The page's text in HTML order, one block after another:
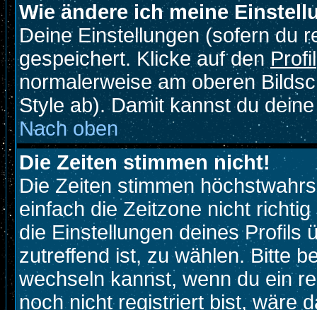
Wie ändere ich meine
Deine Einstellungen (sofern du
gespeichert. Klicke auf den Profil
normalerweise am oberen
Style ab). Damit kannst du
Nach oben
Die Zeiten stimmen nicht!
Die Zeiten stimmen
einfach die Zeitzone nicht
die Einstellungen deines Profils
zutreffend ist, zu wählen. Bitte
wechseln kannst, wenn du ein
noch nicht registriert bist, wäre